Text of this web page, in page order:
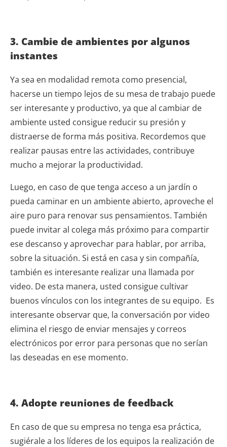
3. Cambie de ambientes por algunos
instantes
Ya sea en modalidad remota como presencial,
hacerse un tiempo lejos de su mesa de trabajo puede
ser interesante y productivo, ya que al cambiar de
ambiente usted consigue reducir su presión y
distraerse de forma más positiva. Recordemos que
realizar pausas entre las actividades, contribuye
mucho a mejorar la productividad.
Luego, en caso de que tenga acceso a un jardín o
pueda caminar en un ambiente abierto, aproveche el
aire puro para renovar sus pensamientos. También
puede invitar al colega más próximo para compartir
ese descanso y aprovechar para hablar, por arriba,
sobre la situación. Si está en casa y sin compañía,
también es interesante realizar una llamada por
video. De esta manera, usted consigue cultivar
buenos vínculos con los integrantes de su equipo. Es
interesante observar que, la conversación por video
elimina el riesgo de enviar mensajes y correos
electrónicos por error para personas que no serían
las deseadas en ese momento.
4. Adopte reuniones de feedback
En caso de que su empresa no tenga esa práctica,
sugiérale a los líderes de los equipos la realización de